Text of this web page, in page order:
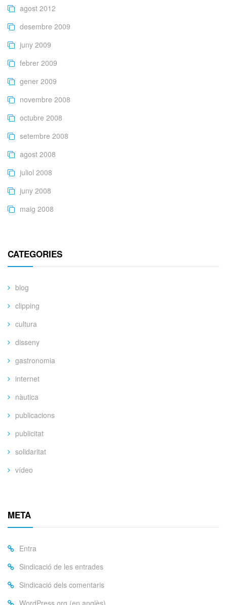
agost 2012
desembre 2009
juny 2009
febrer 2009
gener 2009
novembre 2008
octubre 2008
setembre 2008
agost 2008
juliol 2008
juny 2008
maig 2008
CATEGORIES
blog
clipping
cultura
disseny
gastronomia
internet
nàutica
publicacions
publicitat
solidaritat
vídeo
META
Entra
Sindicació de les entrades
Sindicació dels comentaris
WordPress.org (en anglès)